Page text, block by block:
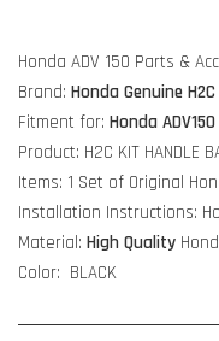
Honda ADV 150 Parts &
Brand: Honda Genuine
Fitment for: Honda ADV150
Product: H2C KIT HANDLE
Items: 1 Set of Original
Installation Instructions:
Material: High Quality
Color: BLACK